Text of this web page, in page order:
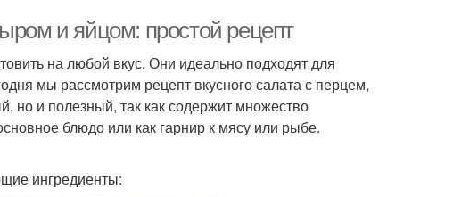
и яйцом: простой рецепт
на любой вкус. Они идеально подходят для
мы рассмотрим рецепт вкусного салата с перцем,
но и полезный, так как содержит множество
блюдо или как гарнир к мясу или рыбе.
ингредиенты: